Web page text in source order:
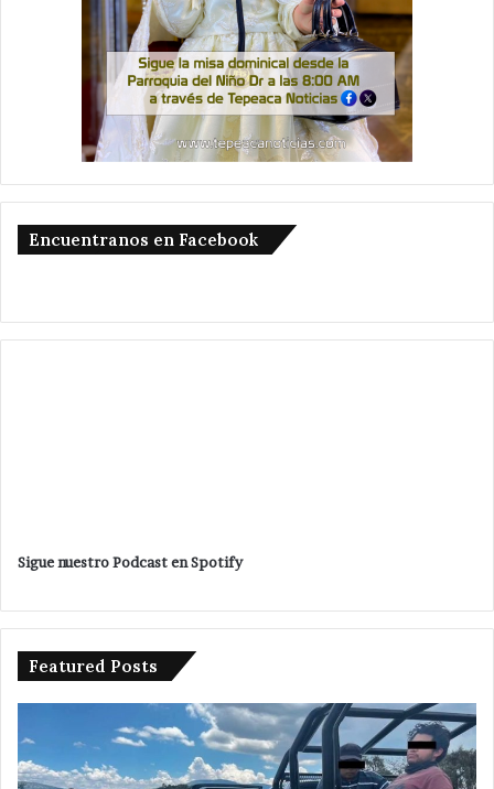
Encuentranos en Facebook
Sigue nuestro Podcast en Spotify
Featured Posts
Ampliará
edil
Tepeaca